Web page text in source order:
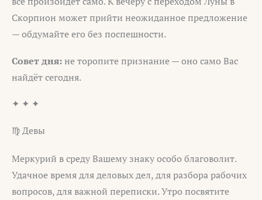
Скорпион может прийти неожиданное предложение
— обдумайте его без поспешности.
Совет дня: не торопите признание — оно само Вас
найдёт сегодня.
✦ ✦ ✦
♍ Девы
Меркурий в среду Вашему знаку особо благоволит.
Удачное время для деловых дел, для разбора рабочих
вопросов, для важной переписки. Утро посвятите